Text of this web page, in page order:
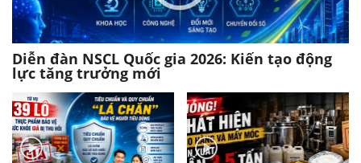
Diễn đàn NSCL Quốc gia 2026: Kiến tạo động
lực tăng trưởng mới